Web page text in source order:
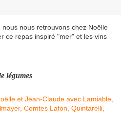
nous retrouvons chez Noëlle
ce repas inspiré "mer" et les vins
légumes